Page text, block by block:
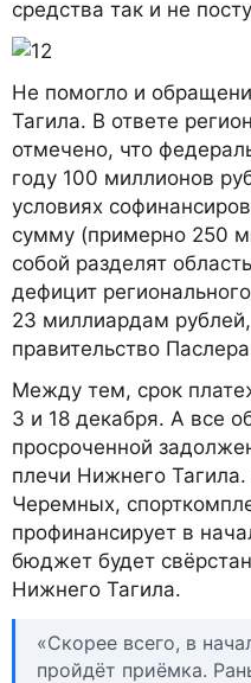
средства так и не
Не помогло и
Тагила. В ответе
отмечено, что
году 100 миллионов
условиях
сумму (примерно 250
собой разделят
дефицит
23 миллиардам
правительство
Между тем, срок
3 и 18 декабря. А все
просроченной
плечи Нижнего
Черемных,
профинансирует в
бюджет будет
Нижнего Тагила.
«Скорее всего, в
пройдёт приёмка.